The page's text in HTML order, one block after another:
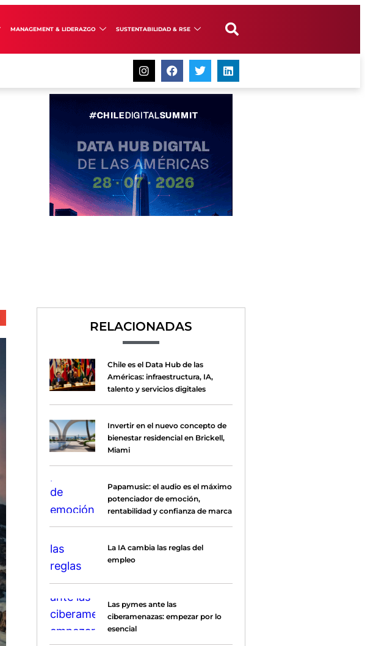
MANAGEMENT & LIDERAZGO SUSTENTABILIDAD & RSE
RELACIONADAS
Chile es el Data Hub de las
Américas: infraestructura, IA,
talento y servicios digitales
Invertir en el nuevo concepto de
bienestar residencial en Brickell,
Miami
Papamusic: el audio es el máximo
potenciador de emoción,
rentabilidad y confianza de marca
La IA cambia las reglas del
empleo
Las pymes ante las
ciberamenazas: empezar por lo
esencial